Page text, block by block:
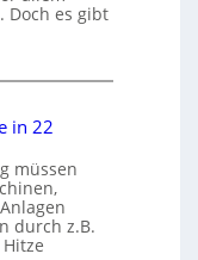
Doch es gibt
in 22
müssen
durch z.B.